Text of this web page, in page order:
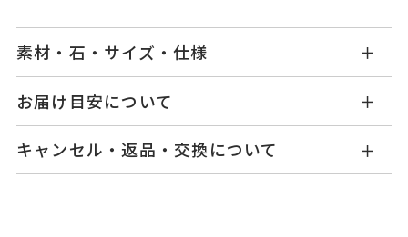
素材・石・サイズ・仕様
品番
GL2445R001GQYG
素材
K18イエローゴールド
石
ダイヤモンド 0.20ct
お届け目安について
せ。
ご注文およびご入金確認後、以下の日程にて発送
キャンセル・返品・交換について